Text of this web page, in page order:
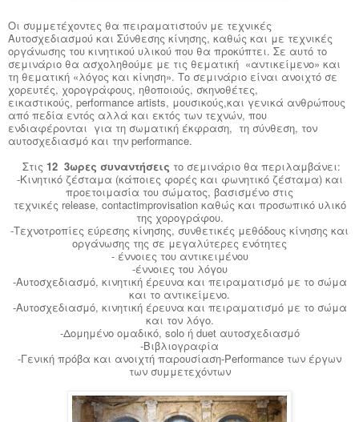
Οι συμμετέχοντες θα πειραματιστούν με τεχνικές
Αυτοσχεδιασμού και Σύνθεσης κίνησης, καθώς και με τεχνικές
οργάνωσης του κινητικού υλικού που θα προκύπτει. Σε αυτό το
σεμινάριο θα ασχοληθούμε με τις θεματική «αντικείμενο» και
τη θεματική «λόγος και κίνηση». Το σεμινάριο είναι ανοιχτό σε
χορευτές, χορογράφους, ηθοποιούς, σκηνοθέτες,
εικαστικούς, performance artists, μουσικούς,και γενικά ανθρώπους
από πεδία εντός αλλά και εκτός των τεχνών, που
ενδιαφέρονται για τη σωματική έκφραση, τη σύνθεση, τον
αυτοσχεδιασμό και την performance.
Στις 12 3ωρες συναντήσεις το σεμινάριο θα περιλαμβάνει:
-Κινητικό ζέσταμα (κάποιες φορές και φωνητικό ζέσταμα) και
προετοιμασία του σώματος, βασισμένο στις
τεχνικές release, contactimprovisationκαθώς και προσωπικό υλικό
της χορογράφου.
-Τεχνοτροπίες εύρεσης κίνησης, συνθετικές μεθόδους κίνησης και
οργάνωσης της σε μεγαλύτερες ενότητες
- έννοιες του αντικειμένου
-έννοιες του λόγου
-Αυτοσχεδιασμό, κινητική έρευνα και πειραματισμό με το σώμα
και το αντικείμενο.
-Αυτοσχεδιασμό, κινητική έρευνα και πειραματισμό με το σώμα
και τον λόγο.
-Δομημένο ομαδικό, solo ή duetαυτοσχεδιασμό
-Βιβλιογραφία
-Γενική πρόβα και ανοιχτή παρουσίαση-Performance των έργων
των συμμετεχόντων